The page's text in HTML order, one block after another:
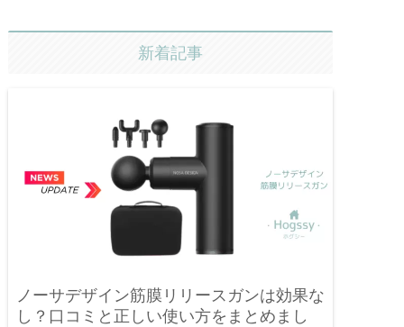
新着記事
ノーサデザイン筋膜リリースガンは効果な
し？口コミと正しい使い方をまとめまし